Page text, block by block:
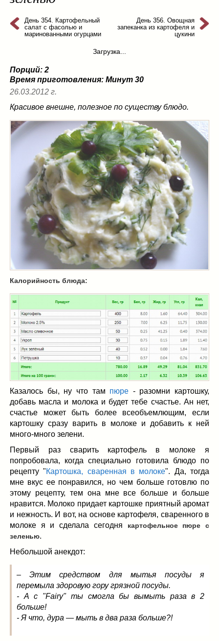
на пикник (13)
ни то, ни се(3)
сладкие блюда
супы(99)
борщ(5)
молочные(4)
свекольник(2)
солянка(4)
суп с фрикадельками(8)
суп-пюре(10)
холодные супы(22)
тушеное
(42)
Вкусные враги фигуры… (44)
десерты(2)
Масленица(17)
пироги(8)
рецепты теста(2)
торты(12)
Вкусные полезности
вареное(0)
жареное(3)
запекаем(11)
напитки(1)
разное(6)
рыбные блюда
салаты (11)
соусы(1)
Супы
(1)
тушеное(3)
Грибы
(5)
(3)
Овощные заготовки(11)
Сладкие заготовки
(10)
Поговорим о(19)
конкурсы (7)
продуктах
(2)
Постные рецепты(8)
День всех влюбленных(3)
мужские даты
Новогоднее меню(9)
День 354. Картофельный
салат с фасолью и
маринованными огурцами
День 356. Овощная
запеканка из картофеля и
цукини
Загрузка...
Порций: 2
Время приготовления: Минут 30
26.03.2012 г.
Красивое внешне, полезное по существу блюдо.
Калорийность блюда:
Казалось бы, ну что там пюре - разомни картошку,
добавь масла и молока и будет тебе счастье. Ан нет,
счастье может быть более всеобъемлющим, если
картошку сразу варить в молоке и добавить к ней
много-много зелени.
Первый раз сварить картофель в молоке я
попробовала, когда специально готовила блюдо по
рецепту "Картошка, сваренная в молоке". Да, тогда
мне вкус ее понравился, но чем больше готовлю по
этому рецепту, тем она мне все больше и больше
нравится. Молоко придает картошке приятный аромат
и нежность. И вот, на основе картофеля, сваренного в
молоке я и сделала сегодня
картофельное пюре с
зеленью.
Небольшой анекдот:
– Этим средством для мытья посуды я
перемыла здоровую гору грязной посуды.
- А с "Fairy" ты смогла бы вымыть раза в 2
больше!
- Я что, дура — мыть в два раза больше?!